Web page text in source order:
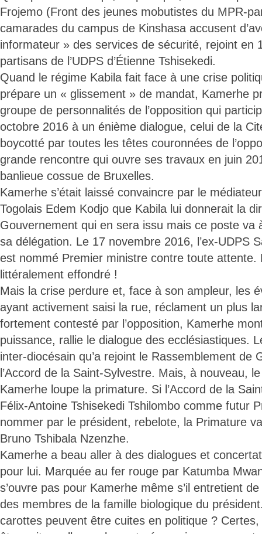
Frojemo (Front des jeunes mobutistes du MPR-
camarades du campus de Kinshasa accusent
informateur » des services de sécurité, rejoint en
partisans de l’UDPS d’Étienne Tshisekedi.
Quand le régime Kabila fait face à une crise
prépare un « glissement » de mandat, Kamerhe
groupe de personnalités de l’opposition qui
octobre 2016 à un énième dialogue, celui de la
boycotté par toutes les têtes couronnées de
grande rencontre qui ouvre ses travaux en juin
banlieue cossue de Bruxelles.
Kamerhe s’était laissé convaincre par le
Togolais Edem Kodjo que Kabila lui donnerait la
Gouvernement qui en sera issu mais ce poste va
sa délégation. Le 17 novembre 2016, l’ex-UDPS
est nommé Premier ministre contre toute attente.
littéralement effondré !
Mais la crise perdure et, face à son ampleur, les
ayant activement saisi la rue, réclament un plus
fortement contesté par l’opposition, Kamerhe
puissance, rallie le dialogue des ecclésiastiques.
inter-diocésain qu’a rejoint le Rassemblement de
l’Accord de la Saint-Sylvestre. Mais, à nouveau,
Kamerhe loupe la primature. Si l’Accord de la
Félix-Antoine Tshisekedi Tshilombo comme futur
nommer par le président, rebelote, la Primature
Bruno Tshibala Nzenzhe.
Kamerhe a beau aller à des dialogues et
pour lui. Marquée au fer rouge par Katumba
s’ouvre pas pour Kamerhe même s’il entretient
des membres de la famille biologique du
carottes peuvent être cuites en politique ?